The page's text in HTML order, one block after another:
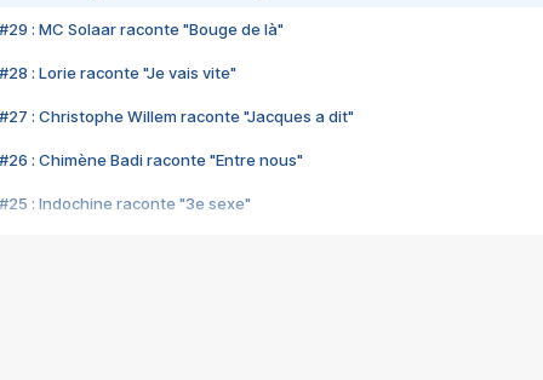
#29 : MC Solaar raconte "Bouge de là"
#28 : Lorie raconte "Je vais vite"
#27 : Christophe Willem raconte "Jacques a dit"
#26 : Chimène Badi raconte "Entre nous"
#25 : Indochine raconte "3e sexe"